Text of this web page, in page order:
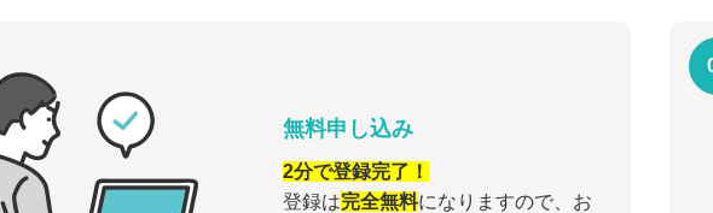
無料申し込み
2分で登録完了！
登録は完全無料になりますので、お